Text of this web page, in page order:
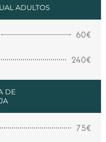
ADULTOS
60€
240€
DE
75€